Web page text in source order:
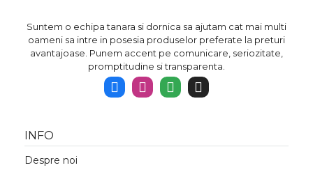
Suntem o echipa tanara si dornica sa ajutam cat mai multi
oameni sa intre in posesia produselor preferate la preturi
avantajoase. Punem accent pe comunicare, seriozitate,
promptitudine si transparenta.
INFO
Despre noi